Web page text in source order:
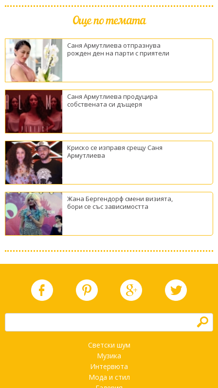
Още по темата
Саня Армутлиева отпразнува
рожден ден на парти с приятели
Саня Армутлиева продуцира
собствената си дъщеря
Криско се изправя срещу Саня
Армутлиева
Жана Бергендорф смени визията,
бори се със зависимостта
h
Светски шум
Музика
Интервюта
Мода и стил